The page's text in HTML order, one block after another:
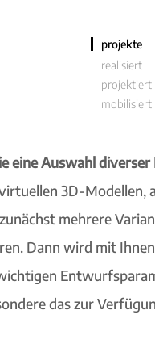
projekte
realisiert
projektiert
mobilisiert
eine Auswahl
3D-
mehrere
Dann wird mit
das zur